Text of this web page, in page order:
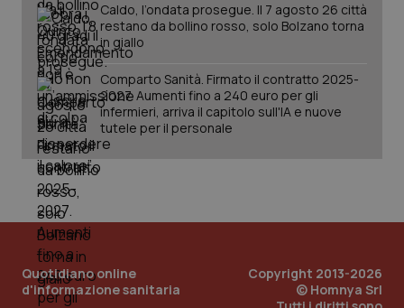
Caldo, l’ondata prosegue. Il 7 agosto 26 città
restano da bollino rosso, solo Bolzano torna
in giallo
Comparto Sanità. Firmato il contratto 2025-
2027. Aumenti fino a 240 euro per gli
infermieri, arriva il capitolo sull'IA e nuove
tutele per il personale
Quotidiano online
d'informazione sanitaria
Copyright 2013-2026
© Homnya Srl
_ga